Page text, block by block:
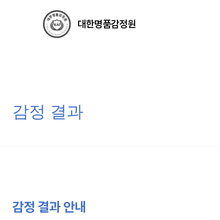
대한명품감정원
감정 결과
감정 결과 안내